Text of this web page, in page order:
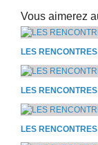
Vous aimerez
LES
LES
LES